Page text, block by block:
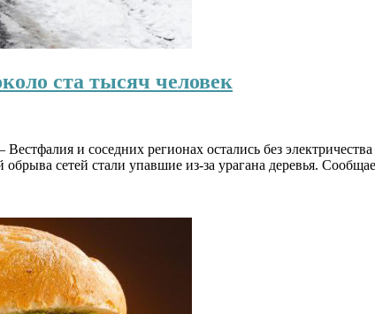
ста тысяч человек
и соседних регионах остались без
сетей стали упавшие из-за урагана деревья.